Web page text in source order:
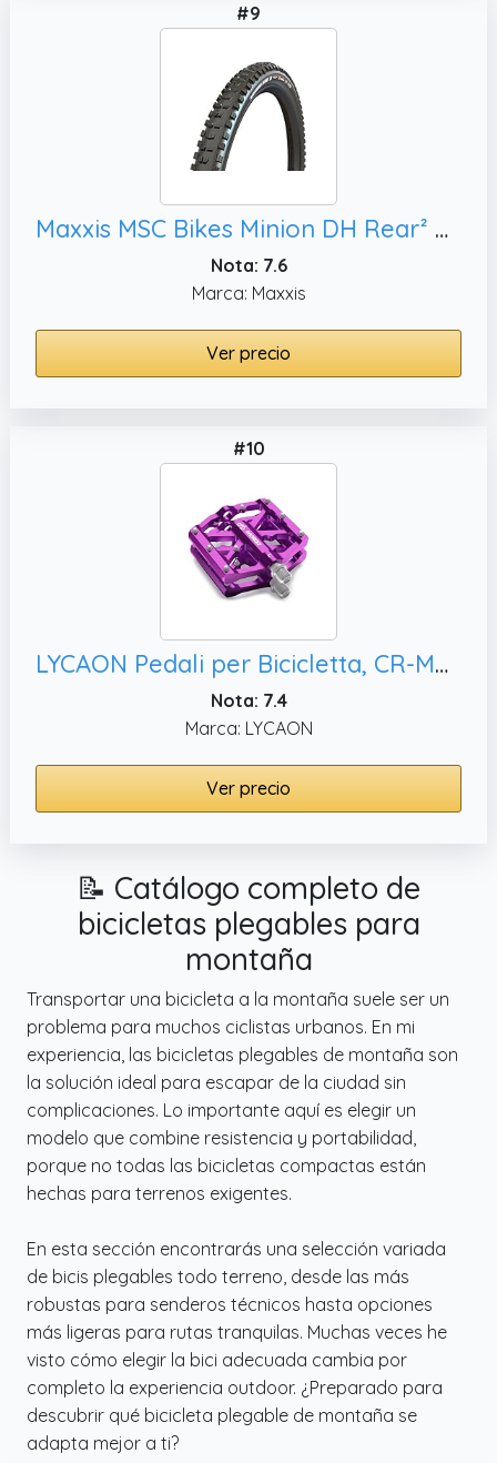
#9
Maxxis MSC Bikes Minion DH Rear² Neumático,30 (58-559)
Nota: 7.6
Marca: Maxxis
Ver precio
#10
LYCAON Pedali per Bicicletta, CR-MO & Cuscinetti Pedali per BMX MTB Road Strada Mountain 9/16 Pollici (Morado)
Nota: 7.4
Marca: LYCAON
Ver precio
📝 Catálogo completo de
bicicletas plegables para
montaña
Transportar una bicicleta a la montaña suele ser un
problema para muchos ciclistas urbanos. En mi
experiencia, las bicicletas plegables de montaña son
la solución ideal para escapar de la ciudad sin
complicaciones. Lo importante aquí es elegir un
modelo que combine resistencia y portabilidad,
porque no todas las bicicletas compactas están
hechas para terrenos exigentes.
En esta sección encontrarás una selección variada
de bicis plegables todo terreno, desde las más
robustas para senderos técnicos hasta opciones
más ligeras para rutas tranquilas. Muchas veces he
visto cómo elegir la bici adecuada cambia por
completo la experiencia outdoor. ¿Preparado para
descubrir qué bicicleta plegable de montaña se
adapta mejor a ti?